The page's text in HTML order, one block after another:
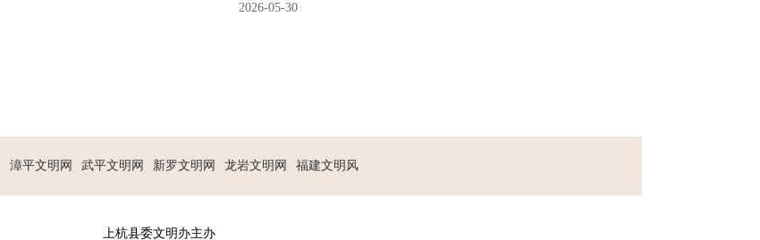
2026-05-30
漳平文明网 武平文明网 新罗文明网 龙岩文明网 福建文明风
上杭县委文明办主办